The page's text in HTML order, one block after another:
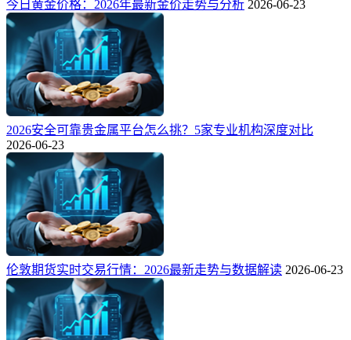
今日黄金价格：2026年最新金价走势与分析 2026-06-23
2026安全可靠贵金属平台怎么挑？5家专业机构深度对比
2026-06-23
伦敦期货实时交易行情：2026最新走势与数据解读 2026-06-23